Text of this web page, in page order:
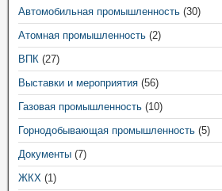
Автомобильная промышленность (30)
Атомная промышленность (2)
ВПК (27)
Выставки и мероприятия (56)
Газовая промышленность (10)
Горнодобывающая промышленность (5)
Документы (7)
ЖКХ (1)